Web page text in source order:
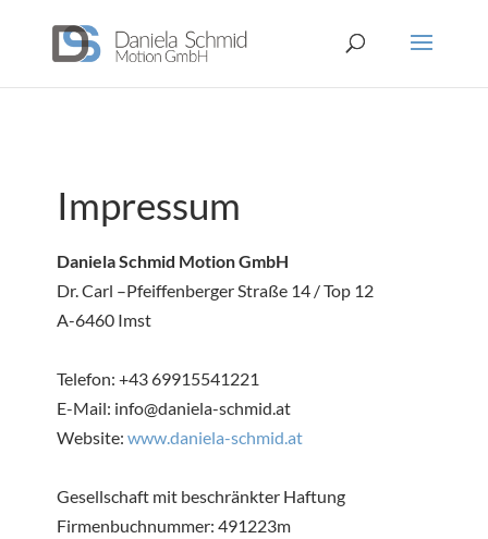
Impressum
Daniela Schmid Motion GmbH
Dr. Carl –Pfeiffenberger Straße 14 / Top 12
A-6460 Imst
Telefon: +43 69915541221
E-Mail: info@daniela-schmid.at
Website: www.daniela-schmid.at
Gesellschaft mit beschränkter Haftung
Firmenbuchnummer: 491223m